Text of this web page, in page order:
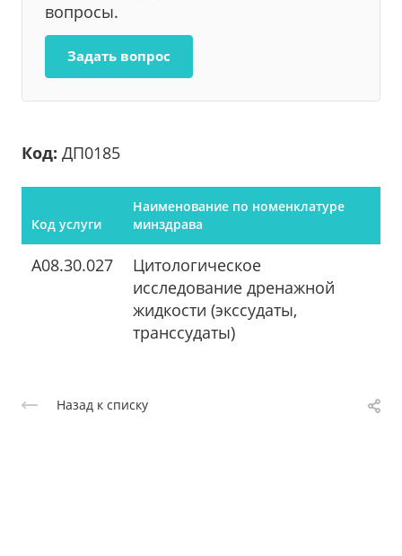
вопросы.
Задать вопрос
Код: ДП0185
Код услуги
Наименование по номенклатуре
минздрава
A08.30.027
Цитологическое
исследование дренажной
жидкости (экссудаты,
транссудаты)
Назад к списку